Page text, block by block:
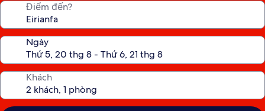
Điểm đến?
Ngày
Khách